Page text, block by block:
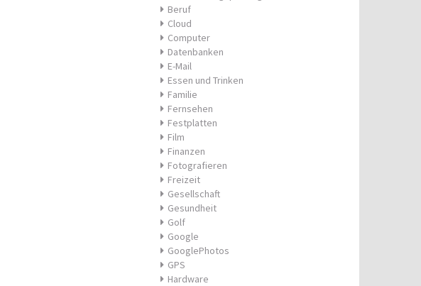
Beruf
Cloud
Computer
Datenbanken
E-Mail
Essen und Trinken
Familie
Fernsehen
Festplatten
Film
Finanzen
Fotografieren
Freizeit
Gesellschaft
Gesundheit
Golf
Google
GooglePhotos
GPS
Hardware